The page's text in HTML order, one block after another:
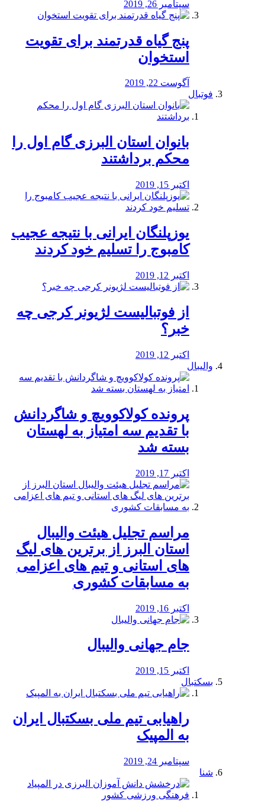
سپتامبر 26, 2019
پنج گیاه قدرتمند برای تقویت
استخوان
آگوست 22, 2019
فوتبال
بانوان استان البرزی گام اول را
محكم برداشتند
اکتبر 15, 2019
یوزپلنگان ایرانی با نتیجه عجیب
کامبوج را تسلیم خود کردند
اکتبر 12, 2019
از فوتبالیست لژیونر کرجی چه
خبر؟
اکتبر 12, 2019
والیبال
پرونده کولاکوویچ و شاگردانش
با تقدیم سه امتیاز به لهستان
بسته شد
اکتبر 17, 2019
مراسم تجلیل هیئت والیبال
استان البرز از برترین های لیگ
های استانی و تیم های اعزامی
به مسابقات کشوری
اکتبر 16, 2019
جام جهانی والیبال
اکتبر 15, 2019
بسکتبال
راهیابی تیم ملی بسکتبال ایران
به المپیک
سپتامبر 24, 2019
شنا